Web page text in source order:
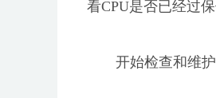
看CPU是否已经过
开始检查和维护